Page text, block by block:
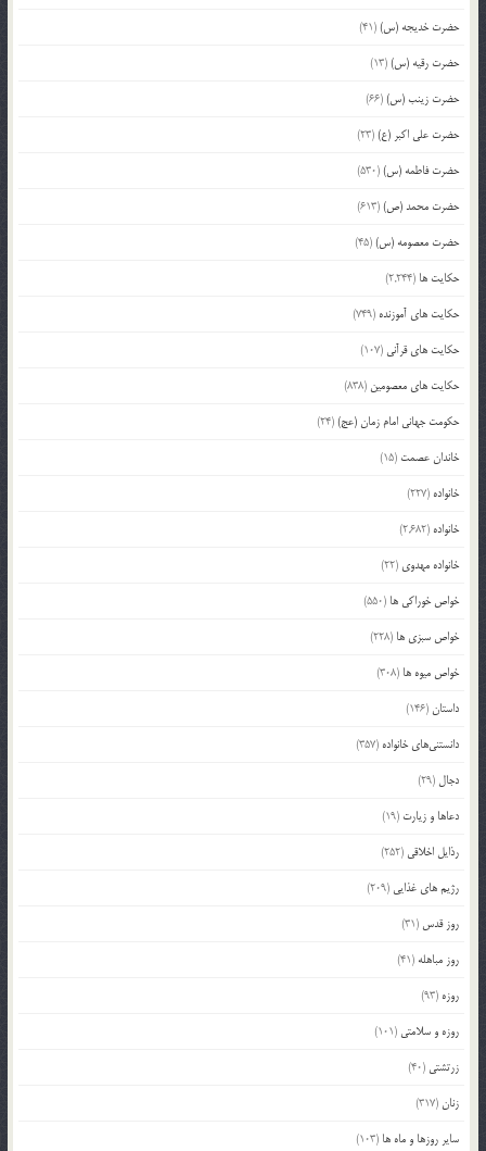
حضرت خدیجه (س)(41)
حضرت رقیه (س)(13)
حضرت زینب (س)(66)
حضرت علی اکبر (ع)(23)
حضرت فاطمه (س)(530)
حضرت محمد (ص)(613)
حضرت معصومه (س)(45)
حکایت ها (2,244)
حکایت های آموزنده (749)
حکایت های قرآنی (107)
حکایت های معصومین (838)
حکومت جهانی امام زمان (عج)(24)
خاندان عصمت (15)
خانواده (227)
خانواده (2,682)
خانواده مهدوی (22)
خواص خوراکی ها (550)
خواص سبزی ها (228)
خواص میوه ها (308)
داستان(146)
دانستنی‌های خانواده (357)
دجال (29)
دعاها و زیارت (19)
رذایل اخلاقی (252)
رژیم های غذایی (209)
روز قدس (31)
روز مباهله (41)
روزه (93)
روزه و سلامتی (101)
زرتشتی (40)
زنان(317)
سایر روزها و ماه ها (103)